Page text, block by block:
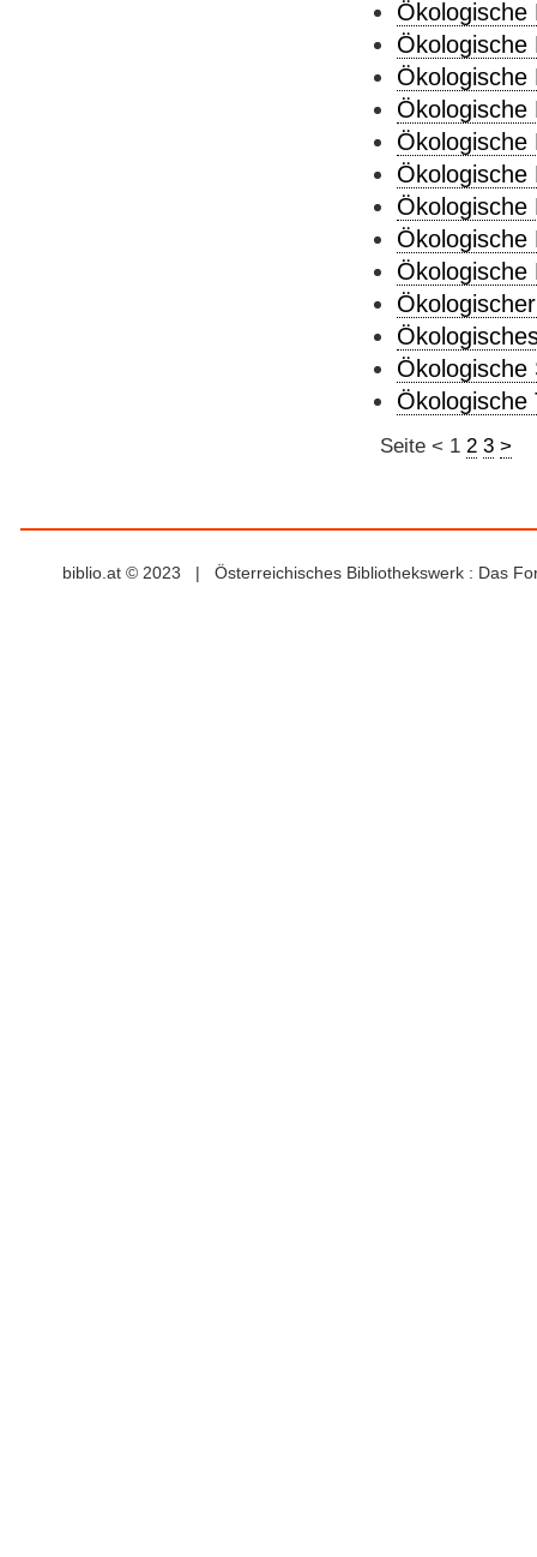
Ökologische
Ökologische
Ökologische
Ökologische
Ökologische
Ökologische
Ökologische
Ökologische
Ökologische
Seite < 1 2 3 >
biblio.at © 2023 | Österreichisches Bibliothekswerk : Das